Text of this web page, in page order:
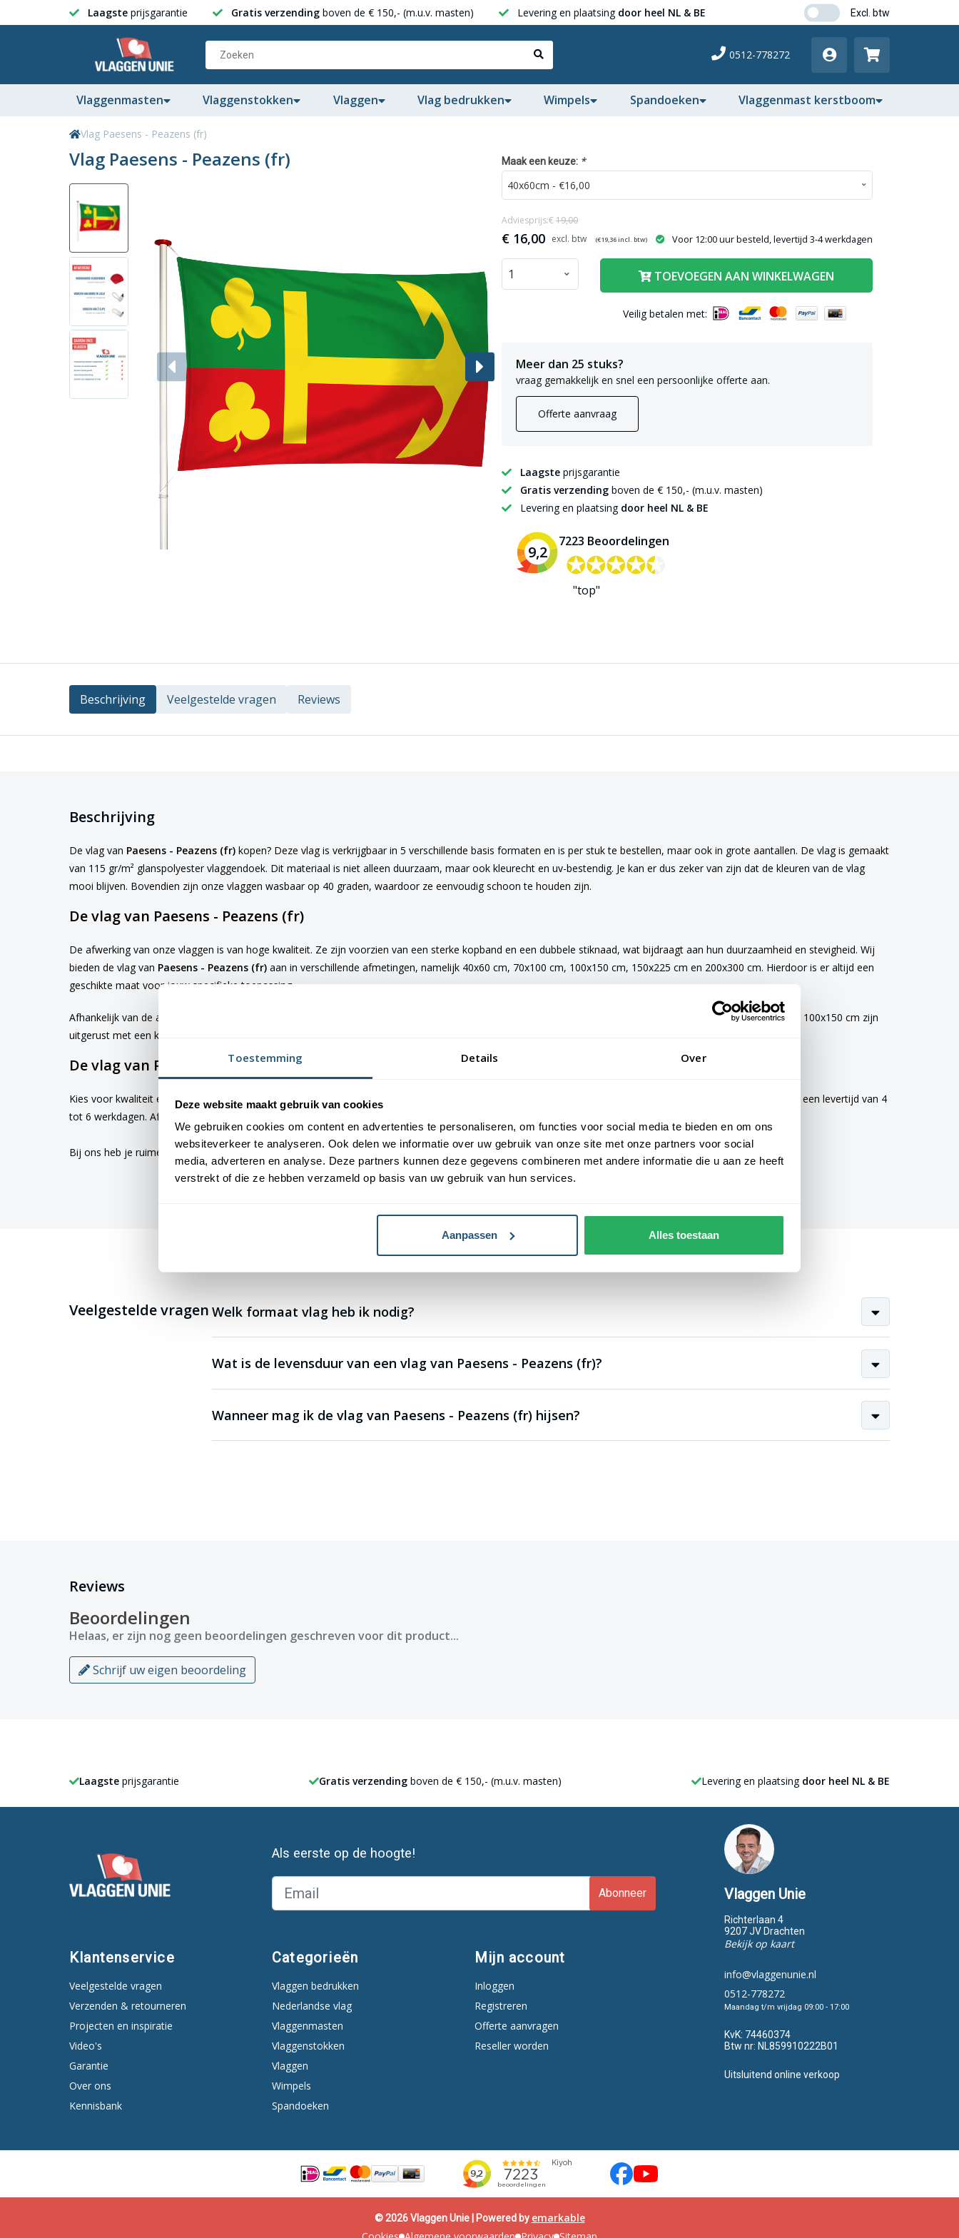
Toestemming Details Over
Deze website maakt gebruik van cookies
We gebruiken cookies om content en advertenties te personaliseren, om functies voor social media te bieden en om ons
websiteverkeer te analyseren. Ook delen we informatie over uw gebruik van onze site met onze partners voor social
media, adverteren en analyse. Deze partners kunnen deze gegevens combineren met andere informatie die u aan ze heeft
verstrekt of die ze hebben verzameld op basis van uw gebruik van hun services.
Aanpassen Alles toestaan
Laagste prijsgarantie Gratis verzending boven de € 150,- (m.u.v. masten) Levering en plaatsing door heel NL & BE
0512-778272
Vlaggenmasten Vlaggenstokken Vlaggen Vlag bedrukken Wimpels Spandoeken Vlaggenmast kerstboom
Vlag Paesens - Peazens (fr)
Vlag Paesens - Peazens (fr) Maak een keuze: *
€ 16,00 (€19,36incl. btw)
Adviesprijs:€19,00
Voor 12:00 uur besteld, levertijd 3-4 werkdagen
TOEVOEGEN AAN WINKELWAGEN
Veilig betalen met:
Meer dan 25 stuks?
vraag gemakkelijk en snel een persoonlijke offerte aan.
Offerte aanvraag
Laagste prijsgarantie
Gratis verzending boven de € 150,- (m.u.v. masten)
Levering en plaatsing door heel NL & BE
9,2
7223 Beoordelingen
✪✪✪✪✪
✪✪✪✪✪
"top"
Beschrijving Veelgestelde vragen Reviews
Beschrijving
De vlag van Paesens - Peazens (fr) kopen? Deze vlag is verkrijgbaar in 5 verschillende basis formaten en is per stuk te bestellen, maar ook in grote aantallen. De vlag is gemaakt
van 115 gr/m² glanspolyester vlaggendoek. Dit materiaal is niet alleen duurzaam, maar ook kleurecht en uv-bestendig. Je kan er dus zeker van zijn dat de kleuren van de vlag
mooi blijven. Bovendien zijn onze vlaggen wasbaar op 40 graden, waardoor ze eenvoudig schoon te houden zijn.
De vlag van Paesens - Peazens (fr)
De afwerking van onze vlaggen is van hoge kwaliteit. Ze zijn voorzien van een sterke kopband en een dubbele stiknaad, wat bijdraagt aan hun duurzaamheid en stevigheid. Wij
bieden de vlag van Paesens - Peazens (fr) aan in verschillende afmetingen, namelijk 40x60 cm, 70x100 cm, 100x150 cm, 150x225 cm en 200x300 cm. Hierdoor is er altijd een
geschikte maat voor jouw specifieke toepassing
Afhankelijk van de afmetingen die je kiest, worden de vlaggen voorzien van verschillende bevestigingsmogelijkheden. De vlaggen van 40x60 cm, 70x100 cm en 100x150 cm zijn
uitgerust met een koord en lusje, terwijl de grotere maten van 150x225 cm en 200x300 cm zijn voorzien van clips.
De vlag van Paesens - Peazens (fr) bestellen
Kies voor kwaliteit en betrouwbaarheid met vlaggen van Vlaggen Unie. Alle dorps- en stadsvlaggen worden met de grootst mogelijke zorg gemaakt en hebben een levertijd van 4
tot 6 werkdagen. Afhankelijk van de locatie hebben vlaggen een gemiddelde levensduur van 3 tot 6 maanden.
Bij ons heb je ruime keus uitvlaggen. Altijd met de hoogste kwaliteit vlaggendoek, printing en afwerking.
Veelgestelde vragen Welk formaat vlag heb ik nodig?
Wat is de levensduur van een vlag van Paesens - Peazens (fr)?
Wanneer mag ik de vlag van Paesens - Peazens (fr) hijsen?
Reviews
Beoordelingen
Helaas, er zijn nog geen beoordelingen geschreven voor dit product...
Schrijf uw eigen beoordeling
Laagste prijsgarantie Gratis verzending boven de € 150,- (m.u.v. masten) Levering en plaatsing door heel NL & BE
Als eerste op de hoogte!
Abonneer
Klantenservice
Veelgestelde vragen
Verzenden & retourneren
Projecten en inspiratie
Video's
Garantie
Over ons
Kennisbank
Categorieën
Vlaggen bedrukken
Nederlandse vlag
Vlaggenmasten
Vlaggenstokken
Vlaggen
Wimpels
Spandoeken
Mijn account
Inloggen
Registreren
Offerte aanvragen
Reseller worden
Vlaggen Unie
Richterlaan 4
9207 JV Drachten
Bekijk op kaart
info@vlaggenunie.nl
0512-778272
Maandag t/m vrijdag 09:00 - 17:00
KvK: 74460374
Btw nr: NL859910222B01
Uitsluitend online verkoop
© 2026 Vlaggen Unie | Powered by emarkable